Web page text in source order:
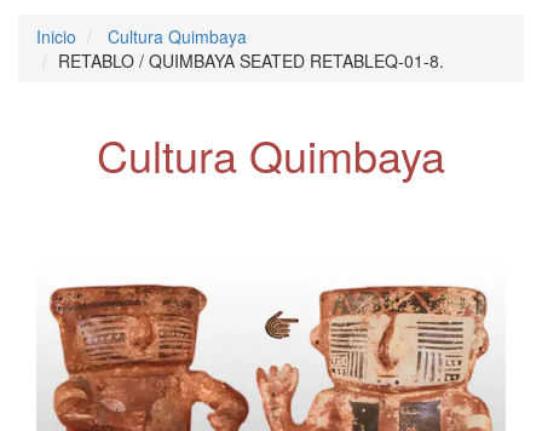
Inicio
Cultura Quimbaya
RETABLO / QUIMBAYA SEATED RETABLEQ-01-8.
Cultura Quimbaya